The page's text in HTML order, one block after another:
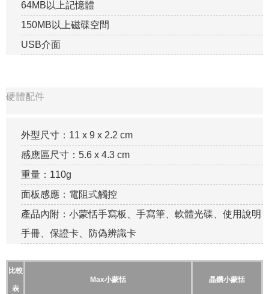
64MB以上記憶體
150MB以上磁碟空間
USB介面
硬體配件
外型尺寸：11 x 9 x 2.2 cm
感應區尺寸：5.6 x 4.3 cm
重量：110g
面板感應：電阻式觸控
產品內附：小蒙恬手寫板、手寫筆、軟體光碟、使用說明
手冊、保證卡、防偽辨識卡
比較
表
Max小蒙恬 晶鑽小蒙恬